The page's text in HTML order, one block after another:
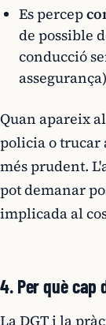
Es percep
de possible
conducció
Quan apareix
policia o trucar
més prudent.
pot demanar
implicada al
4. Per què cap
La DGT i la